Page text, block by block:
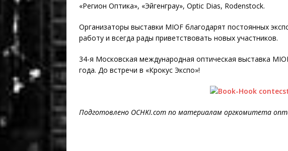
«Регион Оптика», «Эйгенграу», Optic Dias, Rodenstock.
Организаторы выставки MIOF благодарят постоянных
работу и всегда рады приветствовать новых участников.
34-я Московская международная оптическая выставка
года. До встречи в «Крокус Экспо»!
Подготовлено OCHKI.com по материалам оргкомитета